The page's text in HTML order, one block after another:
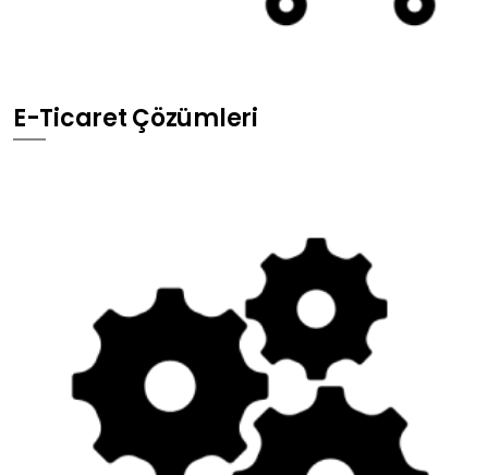
E-Ticaret Çözümleri